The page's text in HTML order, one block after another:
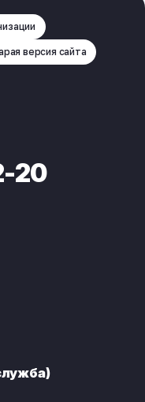
версия сайта
20